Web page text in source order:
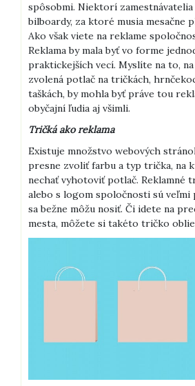
spôsobmi. Niektorí zamestnávatelia
bilboardy, za ktoré musia mesačne
Ako však viete na reklame
Reklama by mala byť vo forme
praktickejších vecí. Myslíte na to,
zvolená potlač na tričkách,
taškách, by mohla byť práve tou
obyčajní ľudia aj všimli.
Tričká ako reklama
Existuje množstvo webových
presne zvoliť farbu a typ trička, na
nechať vyhotoviť potlač. Reklamné
alebo s logom spoločnosti sú
sa bežne môžu nosiť. Či idete na
mesta, môžete si takéto tričko